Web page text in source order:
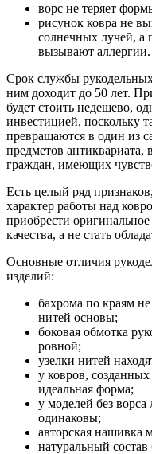
ворс не теряет
рисунок ковра не
солнечных лучей, а
вызывают аллергии.
Срок службы
ним доходит до 50 лет.
будет стоить недешево,
инвестицией, поскольку
превращаются в один из
предметов
граждан, имеющих
Есть целый ряд
характер работы над
приобрести
качества, а не стать
Основные отличия
изделий:
бахрома по краям
нитей основы;
боковая обмотка
ровной;
узелки нитей
у ковров,
идеальная форма;
у моделей без
одинаковы;
авторская нашивка
натуральный состав